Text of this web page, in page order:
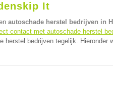
It
autoschade herstel bedrijven in
contact met autoschade herstel
bedrijven tegelijk. Hieronder